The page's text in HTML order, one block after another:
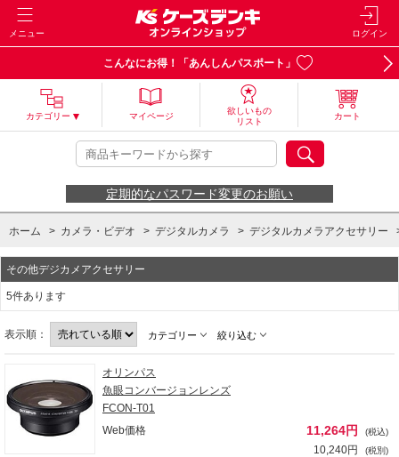
メニュー ログイン
こんなにお得！「あんしんパスポート」
カテゴリー マイページ
欲しいもの
リスト
カート
定期的なパスワード変更のお願い
ホーム > カメラ・ビデオ > デジタルカメラ > デジタルカメラアクセサリー
その他デジカメアクセサリー
5件あります
表示順： カテゴリー 絞り込む
オリンパス
魚眼コンバージョンレンズ
FCON-T01
Web価格
11,264円 (税込)
10,240円 (税別)